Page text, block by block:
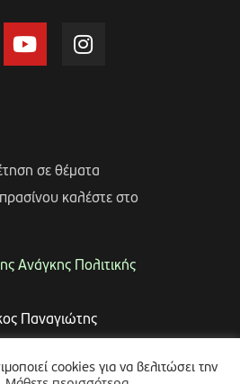
σε θέματα
καλέστε στο
Ανάγκης Πολιτικής
Παναγιώτης
cookies για να βελιτώσει την